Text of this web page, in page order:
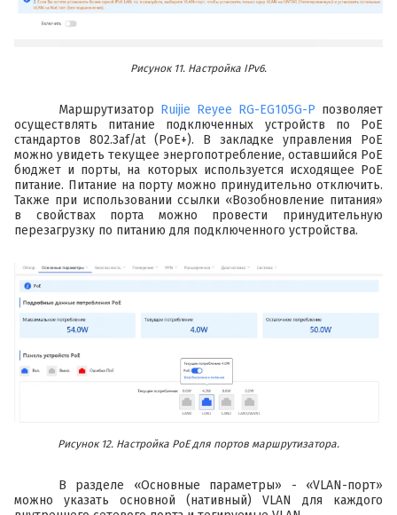
Рисунок 11. Настройка IPv6.
Маршрутизатор Ruijie Reyee RG-EG105G-P позволяет
осуществлять питание подключенных устройств по PoE
стандартов 802.3af/at (PoE+). В закладке управления PoE
можно увидеть текущее энергопотребление, оставшийся PoE
бюджет и порты, на которых используется исходящее PoE
питание. Питание на порту можно принудительно отключить.
Также при использовании ссылки «Возобновление питания»
в свойствах порта можно провести принудительную
перезагрузку по питанию для подключенного устройства.
Рисунок 12. Настройка PoE для портов маршрутизатора.
В разделе «Основные параметры» - «VLAN-порт»
можно указать основной (нативный) VLAN для каждого